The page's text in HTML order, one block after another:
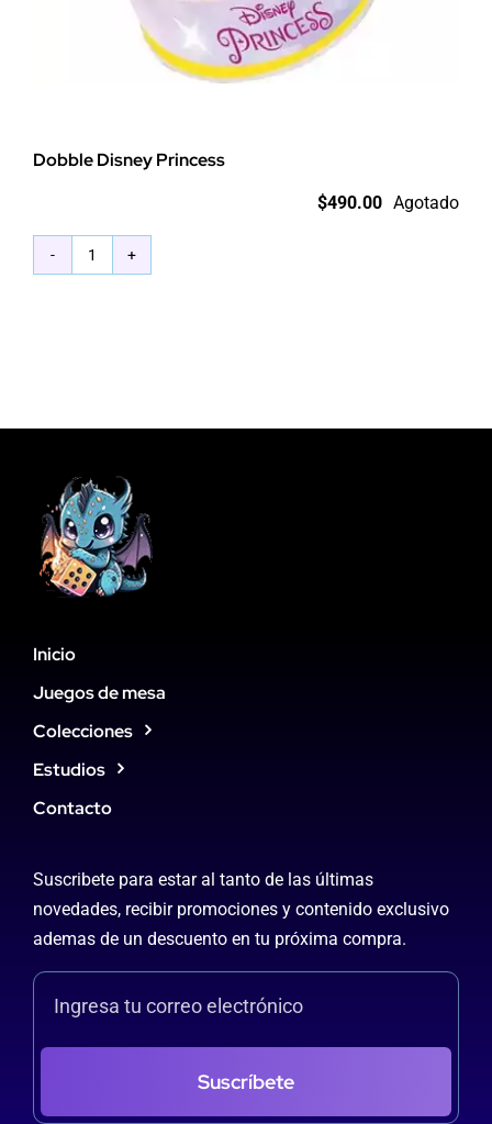
Dobble Disney Princess
$490.00 Agotado
Dobble
Inicio
Juegos de mesa
Colecciones
Estudios
Contacto
Suscribete para estar al tanto de las últimas
novedades, recibir promociones y contenido exclusivo
ademas de un descuento en tu próxima compra.
Suscríbete